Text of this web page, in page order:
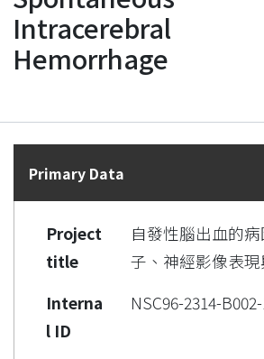
Intracerebral
Hemorrhage
Details
Primary Data
Project
title
自發性腦出血的
子、神經影像表
Interna
l ID
NSC96-2314-